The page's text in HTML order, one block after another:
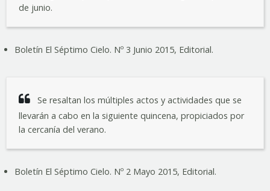
de junio.
Boletín El Séptimo Cielo. Nº 3 Junio 2015, Editorial.
Se resaltan los múltiples actos y actividades que se
llevarán a cabo en la siguiente quincena, propiciados por
la cercanía del verano.
Boletín El Séptimo Cielo. Nº 2 Mayo 2015, Editorial.